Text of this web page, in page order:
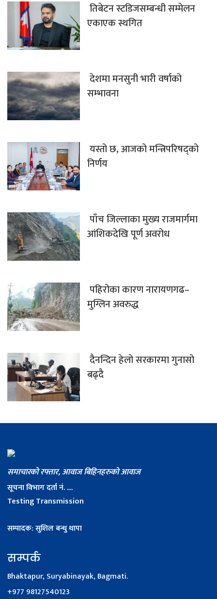
तिबेटन स्टडिजसम्बन्धी सम्मेलन
एकाएक स्थगित
देशमा मनसुनी भारी वर्षाको
सम्भावना
यस्तो छ, आजको मन्त्रिपरिषद्को
निर्णय
पाँच जिल्लाका मुख्य राजमार्गमा
आंशिकदेखि पूर्ण अवरोध
पहिरोका कारण नारायणगढ–
मुग्लिन अवरुद्ध
दैनन्दिन हेलो सरकारमा गुनासो
बढ्दै
समाचारको रफ्तार, आवाज बिहिनहरुको आवाज
सूचना विभाग दर्ता नं. ....
Testing Transmission
सम्पादक: सुशिल बन्धु थापा
सम्पर्क
Bhaktapur, Suryabinayak, Bagmati.
+977 98127540123